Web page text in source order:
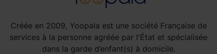
Créée en 2009, Yoopala est une société Française de
services à la personne agréée par l'État et spécialisée
dans la garde d’enfant(s) à domicile.